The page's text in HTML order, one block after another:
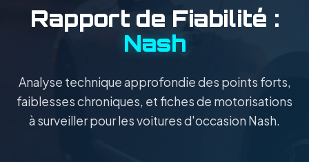
Rapport de Fiabilité :
Nash
Analyse technique approfondie des points forts,
faiblesses chroniques, et fiches de motorisations
à surveiller pour les voitures d'occasion Nash.